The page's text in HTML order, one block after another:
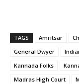
TAGS Amritsar
General Dwyer
Kannada Folks
Madras High Court